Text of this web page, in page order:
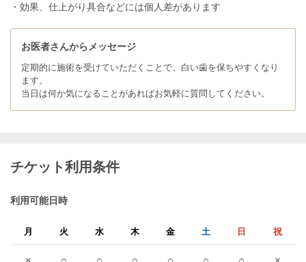
・効果、仕上がり具合などには個人差があります
お医者さんからメッセージ
定期的に施術を受けていただくことで、白い歯を保ちやすくなり
ます。
当日は何か気になることがあればお気軽に質問してください。
チケット利用条件
利用可能日時
月 火 水 木 金 土 日 祝